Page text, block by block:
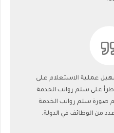
عملية الاستعلام على
طرأ على سلم رواتب الخدمة
صورة سلم رواتب الخدمة
من الوظائف في الدولة.